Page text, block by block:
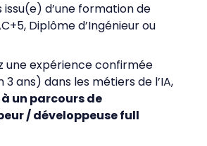
issu(e) d’une formation de
Diplôme d’Ingénieur ou
une expérience confirmée
3 ans) dans les métiers de l’IA,
un parcours de
/ développeuse full